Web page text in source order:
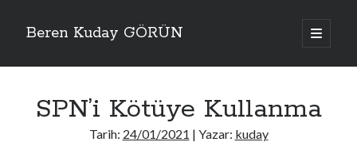
Beren Kuday GÖRÜN
ana
menüyü
Yan
Menü
SPN’i Kötüye Kullanma
Tarih: 24/01/2021 | Yazar: kuday